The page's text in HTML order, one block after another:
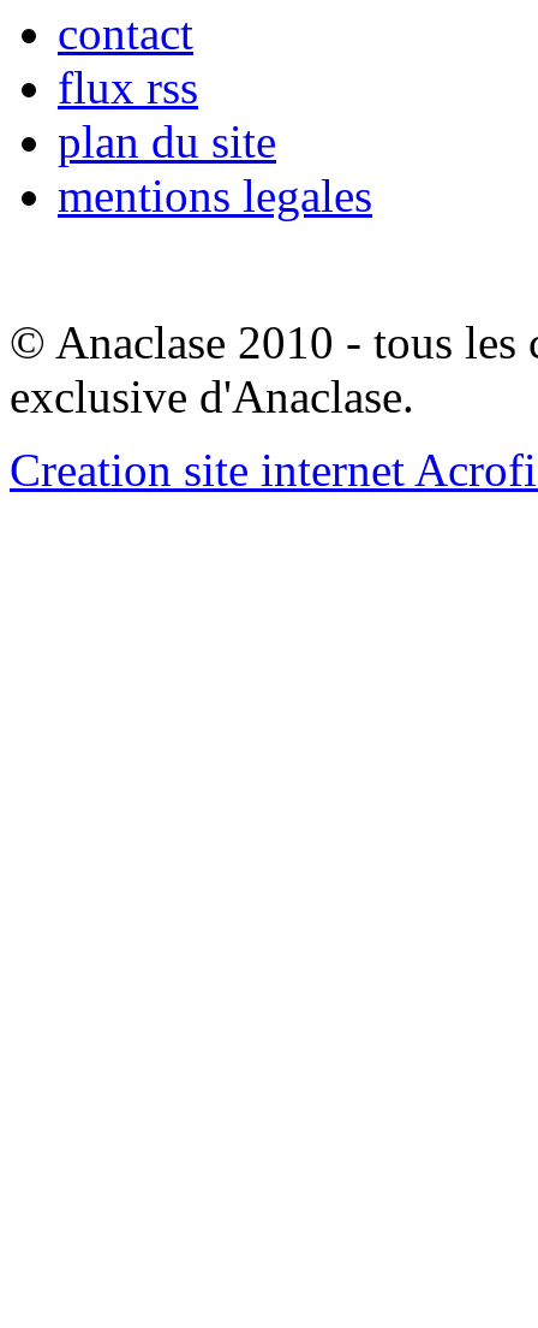
contact
flux rss
plan du site
mentions legales
© Anaclase 2010 - tous les
exclusive d'Anaclase.
Creation site internet